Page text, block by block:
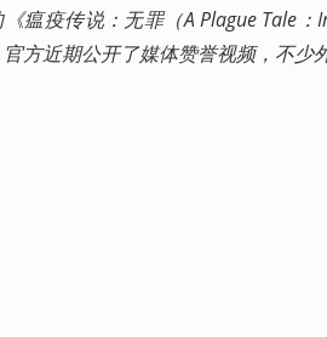
瘟疫传说：无罪（A Plague Tale
官方近期公开了媒体赞誉视频，不少